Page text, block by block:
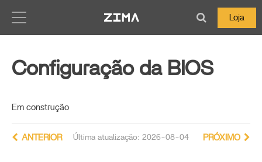
Loja
Configuração da BIOS
Em construção
Última atualização: 2026-08-04
ANTERIOR PRÓXIMO